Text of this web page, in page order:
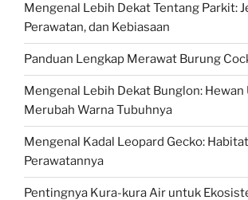
Mengenal Lebih Dekat Tentang Parkit:
Perawatan, dan Kebiasaan
Panduan Lengkap Merawat Burung
Mengenal Lebih Dekat Bunglon: Hewan
Merubah Warna Tubuhnya
Mengenal Kadal Leopard Gecko:
Perawatannya
Pentingnya Kura-kura Air untuk